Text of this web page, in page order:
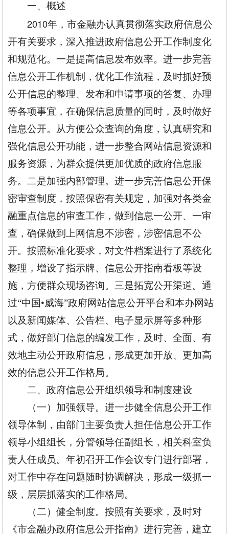
一、概述
2010年，市金融办认真贯彻落实政府信息公
开有关要求，深入推进政府信息公开工作制度化
和规范化。一是提高信息发布效率。进一步完善
信息公开工作机制，优化工作流程，及时抓好预
公开信息的整理、发布和申请事项的答复、办理
等各项事宜，在确保信息质量的同时，及时做好
信息公开。从方便公众查询的角度，认真研究和
强化信息公开功能，进一步整合网站信息资源和
服务资源，为群众提供更加优质的政府信息服
务。二是加强内部管理。进一步完善信息公开保
密审查制度，按照保密有关规定，加强对各类金
融重点信息的审查工作，做到信息一公开、一审
查，确保做到上网信息不涉密，涉密信息不公
开。按照标准化要求，对文件档案进行了系统化
整理，增设了指示牌、信息公开指南看板等设
施，方便群众现场咨询。三是拓宽公开渠道。通
过“中国•威海”政府网站信息公开平台和本办网站
以及新闻媒体、公告栏、电子显示屏等多种形
式，做好部门信息的编发工作，及时、全面、有
效地主动公开政府信息，形成更加开放、更加高
效的信息公开工作格局。
二、政府信息公开组织领导和制度建设
（一）加强领导。进一步健全信息公开工作
领导体制，由部门主要负责人担任信息公开工作
领导小组组长，分管领导任副组长，相关科室负
责人任成员。年初召开工作会议专门进行部署，
对工作中存在问题随时协调解决，形成一级抓一
级，层层抓落实的工作格局。
（二）健全制度。按照有关要求，及时对
《市金融办政府信息公开指南》进行完善，建立